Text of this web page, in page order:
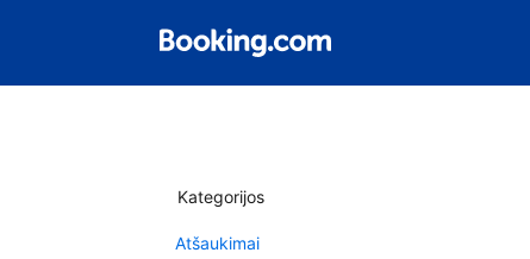
Kategorijos
Atšaukimai